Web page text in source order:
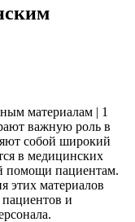
важную роль в
собой широкий
в медицинских
помощи пациентам.
этих материалов
пациентов и